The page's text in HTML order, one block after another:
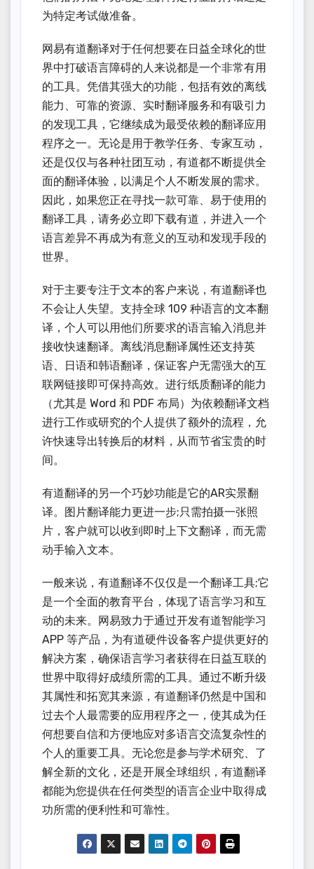
为特定考试做准备。
网易有道翻译对于任何想要在日益全球化的世
界中打破语言障碍的人来说都是一个非常有用
的工具。凭借其强大的功能，包括有效的离线
能力、可靠的资源、实时翻译服务和有吸引力
的发现工具，它继续成为最受依赖的翻译应用
程序之一。无论是用于教学任务、专家互动，
还是仅仅与各种社团互动，有道都不断提供全
面的翻译体验，以满足个人不断发展的需求。
因此，如果您正在寻找一款可靠、易于使用的
翻译工具，请务必立即下载有道，并进入一个
语言差异不再成为有意义的互动和发现手段的
世界。
对于主要专注于文本的客户来说，有道翻译也
不会让人失望。支持全球 109 种语言的文本翻
译，个人可以用他们所要求的语言输入消息并
接收快速翻译。离线消息翻译属性还支持英
语、日语和韩语翻译，保证客户无需强大的互
联网链接即可保持高效。进行纸质翻译的能力
（尤其是 Word 和 PDF 布局）为依赖翻译文档
进行工作或研究的个人提供了额外的流程，允
许快速导出转换后的材料，从而节省宝贵的时
间。
有道翻译的另一个巧妙功能是它的AR实景翻
译。图片翻译能力更进一步;只需拍摄一张照
片，客户就可以收到即时上下文翻译，而无需
动手输入文本。
一般来说，有道翻译不仅仅是一个翻译工具;它
是一个全面的教育平台，体现了语言学习和互
动的未来。网易致力于通过开发有道智能学习
APP 等产品，为有道硬件设备客户提供更好的
解决方案，确保语言学习者获得在日益互联的
世界中取得好成绩所需的工具。通过不断升级
其属性和拓宽其来源，有道翻译仍然是中国和
过去个人最需要的应用程序之一，使其成为任
何想要自信和方便地应对多语言交流复杂性的
个人的重要工具。无论您是参与学术研究、了
解全新的文化，还是开展全球组织，有道翻译
都能为您提供在任何类型的语言企业中取得成
功所需的便利性和可靠性。